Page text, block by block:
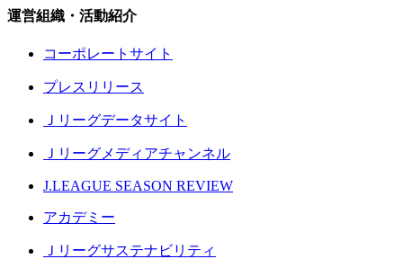
運営組織・活動紹介
コーポレートサイト
プレスリリース
Ｊリーグデータサイト
Ｊリーグメディアチャンネル
J.LEAGUE SEASON REVIEW
アカデミー
Ｊリーグサステナビリティ